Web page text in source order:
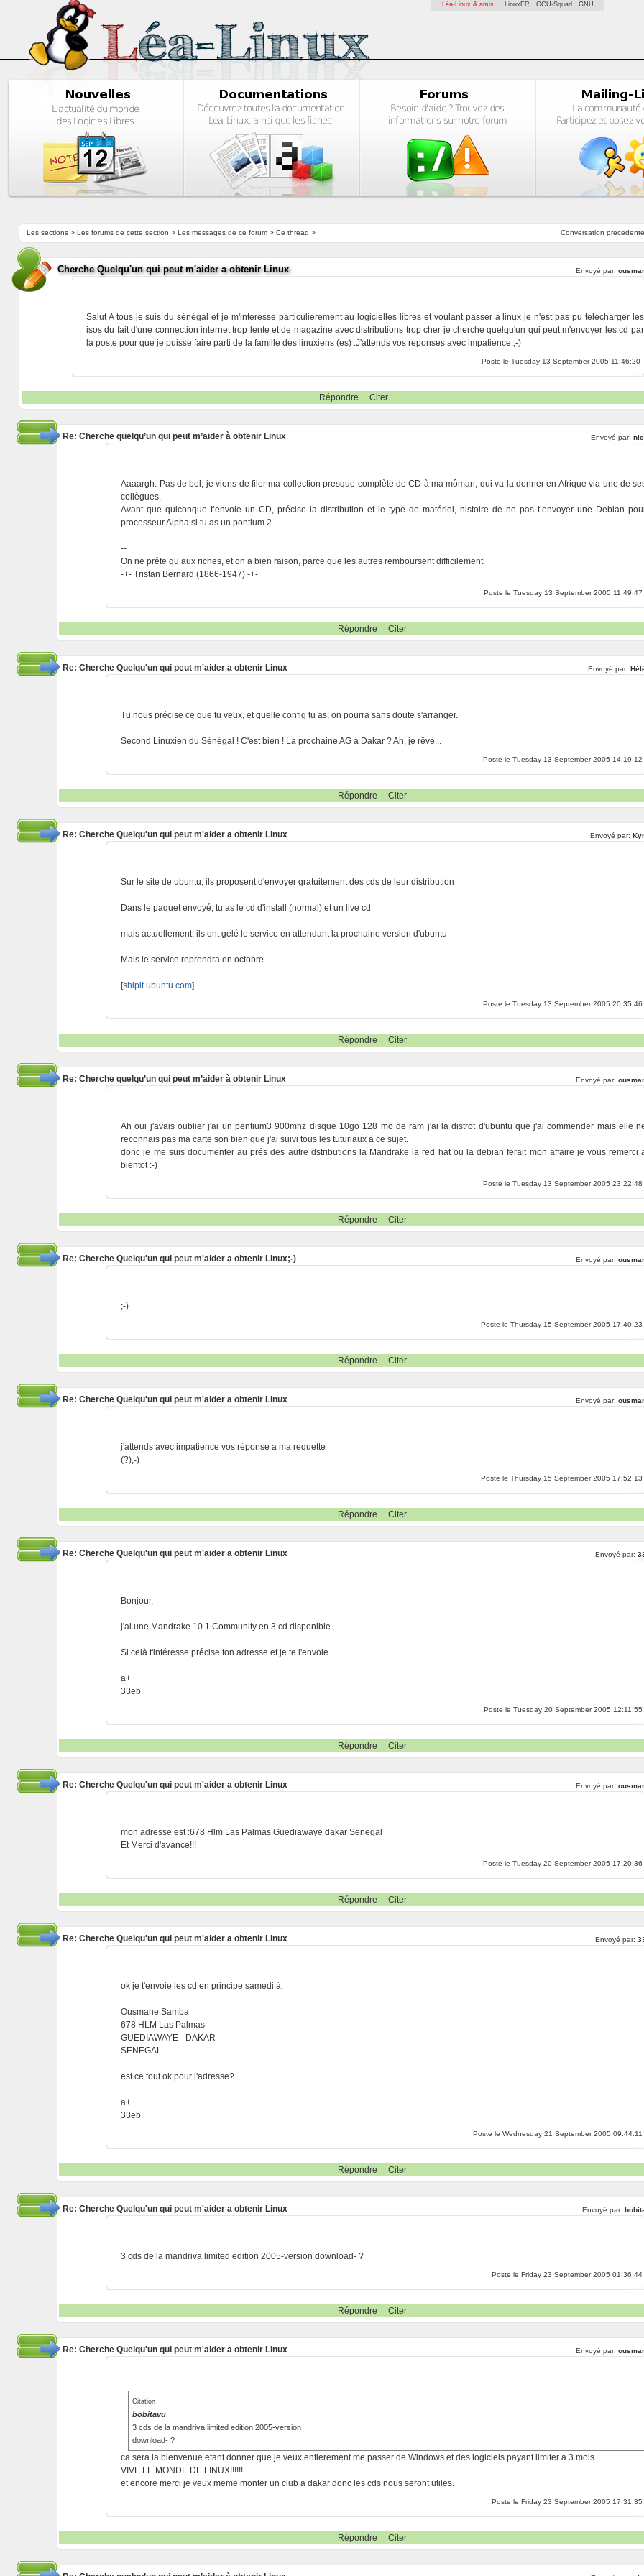
Léa-Linux & amis : LinuxFR GCU-Squad GNU
Conversation precedente
Les sections> Les forums de cette section > Les messages de ce forum> Ce thread >
Cherche Quelqu'un qui peut m'aider a obtenir Linux Envoyé par:
Salut A tous je suis du sénégal et je m'interesse particulierement au logicielles libres et voulant passer a linux je n'est pas pu telecharger les
isos du fait d'une connection internet trop lente et de magazine avec distributions trop cher je cherche quelqu'un qui peut m'envoyer les cd par
la poste pour que je puisse faire parti de la famille des linuxiens (es) .J'attends vos reponses avec impatience.;-)
Poste le Tuesday 13 September 2005 11:46:20
Répondre Citer
Re: Cherche quelqu’un qui peut m’aider à obtenir Linux Envoyé par:
Aaaargh. Pas de bol, je viens de filer ma collection presque complète de CD à ma môman, qui va la donner en Afrique via une de
collègues.
Avant que quiconque t’envoie un CD, précise la distribution et le type de matériel, histoire de ne pas t’envoyer une Debian
processeur Alpha si tu as un pontium 2.
--
On ne prête qu’aux riches, et on a bien raison, parce que les autres remboursent difficilement.
-+- Tristan Bernard (1866-1947) -+-
Poste le Tuesday 13 September 2005 11:49:47
Répondre Citer
Re: Cherche Quelqu'un qui peut m'aider a obtenir Linux Envoyé par:
Tu nous précise ce que tu veux, et quelle config tu as, on pourra sans doute s'arranger.
Second Linuxien du Sénégal ! C'est bien ! La prochaine AG à Dakar ? Ah, je rêve...
Poste le Tuesday 13 September 2005 14:19:12
Répondre Citer
Re: Cherche Quelqu'un qui peut m'aider a obtenir Linux Envoyé par:
Sur le site de ubuntu, ils proposent d'envoyer gratuitement des cds de leur distribution
Dans le paquet envoyé, tu as le cd d'install (normal) et un live cd
mais actuellement, ils ont gelé le service en attendant la prochaine version d'ubuntu
Mais le service reprendra en octobre
[shipit.ubuntu.com]
Poste le Tuesday 13 September 2005 20:35:46
Répondre Citer
Re: Cherche quelqu’un qui peut m’aider à obtenir Linux Envoyé par:
Ah oui j'avais oublier j'ai un pentium3 900mhz disque 10go 128 mo de ram j'ai la distrot d'ubuntu que j'ai commender mais elle
reconnais pas ma carte son bien que j'ai suivi tous les tuturiaux a ce sujet.
donc je me suis documenter au prés des autre dstributions la Mandrake la red hat ou la debian ferait mon affaire je vous remerci
bientot :-)
Poste le Tuesday 13 September 2005 23:22:48
Répondre Citer
Re: Cherche Quelqu'un qui peut m'aider a obtenir Linux;-) Envoyé par:
;-)
Poste le Thursday 15 September 2005 17:40:23
Répondre Citer
Re: Cherche Quelqu'un qui peut m'aider a obtenir Linux Envoyé par:
j'attends avec impatience vos réponse a ma requette
(?);-)
Poste le Thursday 15 September 2005 17:52:13
Répondre Citer
Re: Cherche Quelqu'un qui peut m'aider a obtenir Linux Envoyé par:
Bonjour,
j'ai une Mandrake 10.1 Community en 3 cd disponible.
Si celà t'intéresse précise ton adresse et je te l'envoie.
a+
33eb
Poste le Tuesday 20 September 2005 12:11:55
Répondre Citer
Re: Cherche Quelqu'un qui peut m'aider a obtenir Linux Envoyé par:
mon adresse est :678 Hlm Las Palmas Guediawaye dakar Senegal
Et Merci d'avance!!!
Poste le Tuesday 20 September 2005 17:20:36
Répondre Citer
Re: Cherche Quelqu'un qui peut m'aider a obtenir Linux Envoyé par:
ok je t'envoie les cd en principe samedi à:
Ousmane Samba
678 HLM Las Palmas
GUEDIAWAYE - DAKAR
SENEGAL
est ce tout ok pour l'adresse?
a+
33eb
Poste le Wednesday 21 September 2005 09:44:11
Répondre Citer
Re: Cherche Quelqu'un qui peut m'aider a obtenir Linux Envoyé par:
3 cds de la mandriva limited edition 2005-version download- ?
Poste le Friday 23 September 2005 01:36:44
Répondre Citer
Re: Cherche Quelqu'un qui peut m'aider a obtenir Linux Envoyé par:
Citation
bobitavu
3 cds de la mandriva limited edition 2005-version
download- ?
ca sera la bienvenue etant donner que je veux entierement me passer de Windows et des logiciels payant limiter a 3 mois
VIVE LE MONDE DE LINUX!!!!!!
et encore merci je veux meme monter un club a dakar donc les cds nous seront utiles.
Poste le Friday 23 September 2005 17:31:35
Répondre Citer